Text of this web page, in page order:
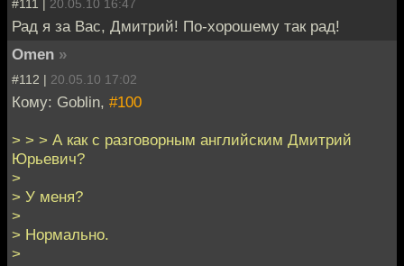
#111 | 20.05.10 16:47
Рад я за Вас, Дмитрий! По-хорошему так рад!
Omen »
#112 | 20.05.10 17:02
Кому: Goblin, #100
> > > А как с разговорным английским Дмитрий
Юрьевич?
>
> У меня?
>
> Нормально.
>